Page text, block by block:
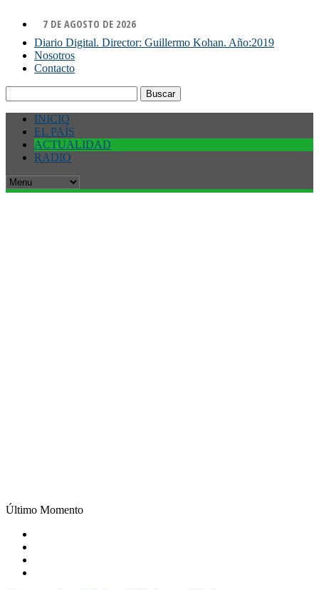
7 DE AGOSTO DE 2026
Diario Digital. Director: Guillermo Kohan. Año:2019
Nosotros
Contacto
INICIO
EL PAÍS
ACTUALIDAD
RADIO
Último Momento